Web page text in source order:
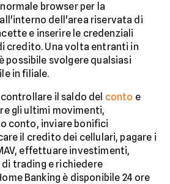
browser per la
dell'area riservata di
e inserire le credenziali
credito. Una volta entranti in
è possibile svolgere qualsiasi
in filiale.
il saldo del conto e
gli ultimi movimenti,
conto, inviare bonifici
il credito dei cellulari, pagare i
effettuare investimenti,
trading e richiedere
Banking è disponibile 24 ore